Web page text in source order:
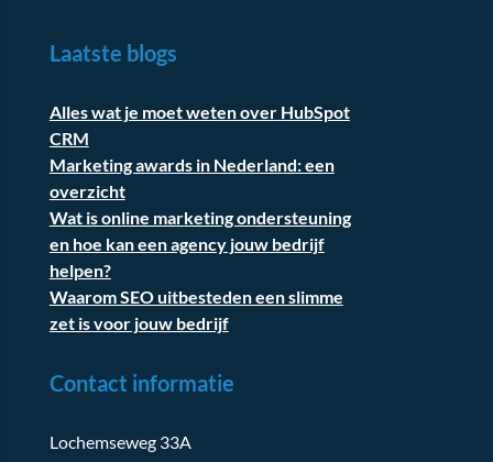
Laatste blogs
Alles wat je moet weten over HubSpot
CRM
Marketing awards in Nederland: een
overzicht
Wat is online marketing ondersteuning
en hoe kan een agency jouw bedrijf
helpen?
Waarom SEO uitbesteden een slimme
zet is voor jouw bedrijf
Contact informatie
Lochemseweg 33A